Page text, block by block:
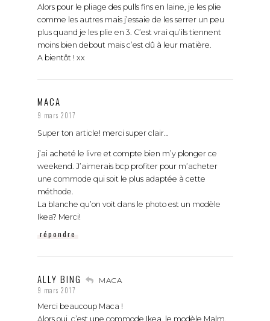
Alors pour le pliage des pulls fins en laine, je les plie
comme les autres mais j’essaie de les serrer un peu
plus quand je les plie en 3. C’est vrai qu’ils tiennent
moins bien debout mais c’est dû à leur matière.
A bientôt ! xx
MACA
9 mars 2017
Super ton article! merci super clair…
j’ai acheté le livre et compte bien m’y plonger ce
weekend. J’aimerais bcp profiter pour m’acheter
une commode qui soit le plus adaptée à cette
méthode.
La blanche qu’on voit dans le photo est un modèle
Ikea? Merci!
répondre
ALLY BING MACA
9 mars 2017
Merci beaucoup Maca !
Alors oui, c’est une commode Ikea, le modèle Malm.